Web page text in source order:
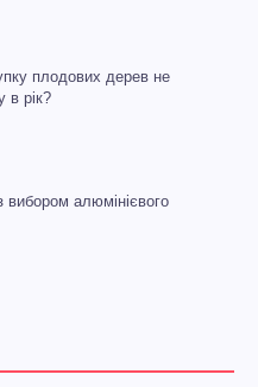
плодових дерев не
в рік?
алюмінієвого